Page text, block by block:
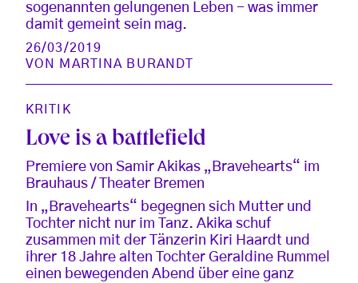
sogenannten gelungenen Leben - was immer
damit gemeint sein mag.
26/03/2019
VON MARTINA BURANDT
KRITIK
Love is a battlefield
Premiere von Samir Akikas „Bravehearts“ im
Brauhaus / Theater Bremen
In „Bravehearts“ begegnen sich Mutter und
Tochter nicht nur im Tanz. Akika schuf
zusammen mit der Tänzerin Kiri Haardt und
ihrer 18 Jahre alten Tochter Geraldine Rummel
einen bewegenden Abend über eine ganz